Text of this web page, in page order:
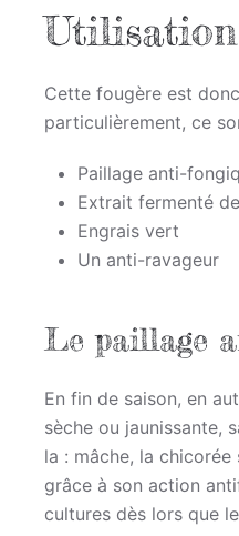
Cette fougère est
particulièrement, ce
Paillage anti-
Extrait fermenté
Engrais vert
Un anti-ravageur
Le paillage
En fin de saison, en
sèche ou jaunissante,
la : mâche, la chicorée
grâce à son action
cultures dès lors que